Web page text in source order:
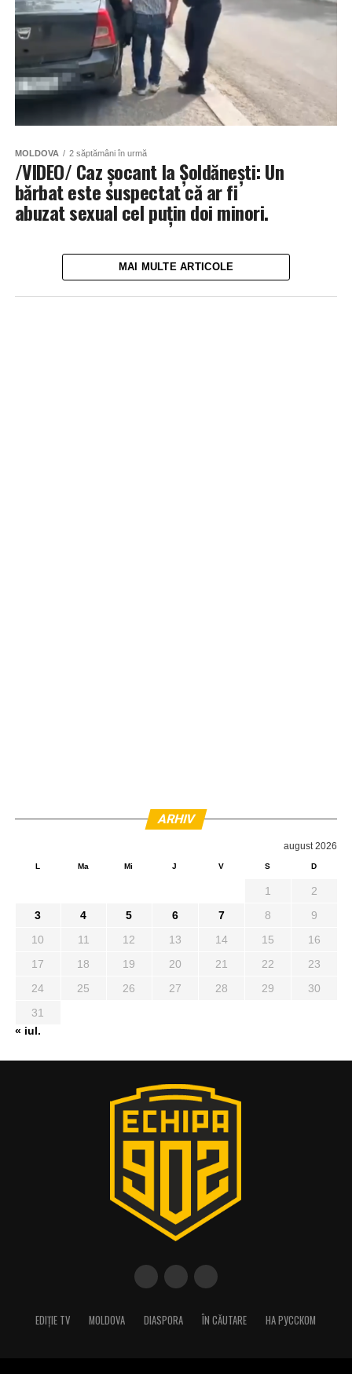
MOLDOVA 2 săptămâni în urmă
/VIDEO/ Caz șocant la Șoldănești: Un
bărbat este suspectat că ar fi
abuzat sexual cel puțin doi minori.
MAI MULTE ARTICOLE
ARHIV
august 2026
L Ma Mi J V S D
1
2
3
4 5 6 7 8
9
10
11 12 13 14 15
16
17
18 19 20 21 22
23
24
25 26 27 28 29
30
31
« iul.
EDIȚIE TV MOLDOVA DIASPORA ÎN CĂUTARE НА РУССКОМ